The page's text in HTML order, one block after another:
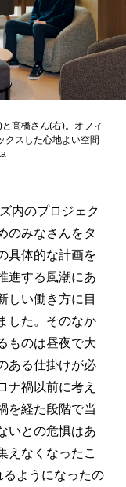
高橋さん(右)。オフィ
クスした心地よい空間
内のプロジェク
のみなさんをタ
具体的な計画を
進する風潮にあ
しい働き方に目
した。そのなか
ものは昼夜で大
ある仕掛けが必
ナ禍以前に考え
を経た段階で当
いとの危惧はあ
えなくなったこ
るようになったの